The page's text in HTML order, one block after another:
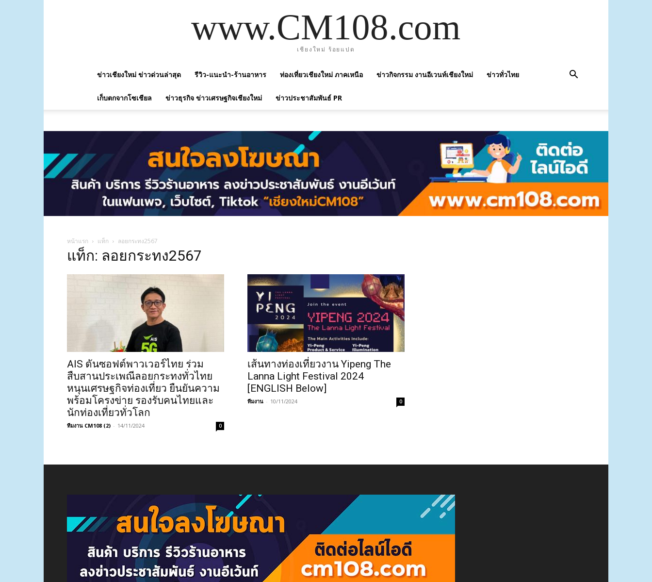
www.CM108.com
เชียงใหม่ ร้อยแปด
ข่าวเชียงใหม่ ข่าวด่วนล่าสุด รีวิว-แนะนำ-ร้านอาหาร ท่องเที่ยวเชียงใหม่ ภาคเหนือ ข่าวกิจกรรม งานอีเวนท์เชียงใหม่ ข่าวทั่วไทย
เก็บตกจากโซเชียล ข่าวธุรกิจ ข่าวเศรษฐกิจเชียงใหม่ ข่าวประชาสัมพันธ์ PR
หน้าแรก แท็ก ลอยกระทง2567
แท็ก: ลอยกระทง2567
AIS ดันซอฟต์พาวเวอร์ไทย ร่วม
สืบสานประเพณีลอยกระทงทั่วไทย
หนุนเศรษฐกิจท่องเที่ยว ยืนยันความ
พร้อมโครงข่าย รองรับคนไทยและ
นักท่องเที่ยวทั่วโลก
ทีมงาน CM108 (2) - 14/11/2024 0
เส้นทางท่องเที่ยวงาน Yipeng The
Lanna Light Festival 2024
[ENGLISH Below]
ทีมงาน - 10/11/2024 0